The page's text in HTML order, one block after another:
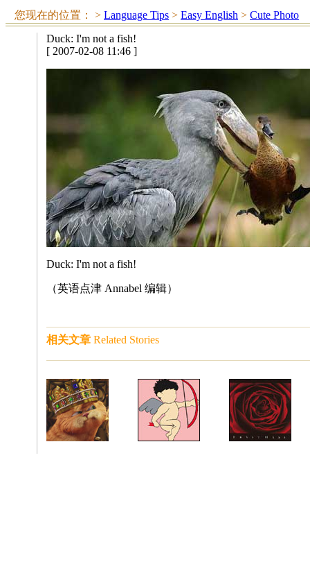
您现在的位置： > Language Tips > Easy English > Cute Photo
Duck: I'm not a fish!
[ 2007-02-08 11:46 ]
Duck: I'm not a fish!
（英语点津 Annabel 编辑）
相关文章 Related Stories